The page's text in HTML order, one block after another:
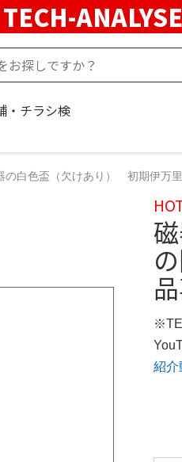
TECH-
・チラシ検
の白色盃（欠けあり） 初期伊万
紹介